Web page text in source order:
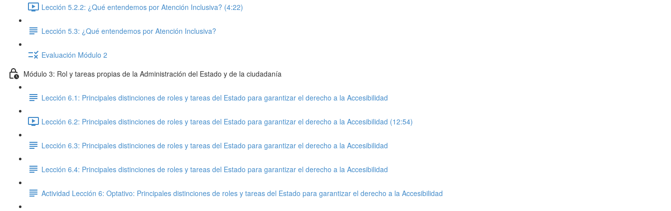
Lección 5.2.2: ¿Qué entendemos por Atención Inclusiva? (4:22)
Lección 5.3: ¿Qué entendemos por Atención Inclusiva?
Evaluación Módulo 2
Módulo 3: Rol y tareas propias de la Administración del Estado y de la ciudadanía
Lección 6.1: Principales distinciones de roles y tareas del Estado para garantizar el derecho a la Accesibilidad
Lección 6.2: Principales distinciones de roles y tareas del Estado para garantizar el derecho a la Accesibilidad (12:54)
Lección 6.3: Principales distinciones de roles y tareas del Estado para garantizar el derecho a la Accesibilidad
Lección 6.4: Principales distinciones de roles y tareas del Estado para garantizar el derecho a la Accesibilidad
Actividad Lección 6: Optativo: Principales distinciones de roles y tareas del Estado para garantizar el derecho a la Accesibilidad